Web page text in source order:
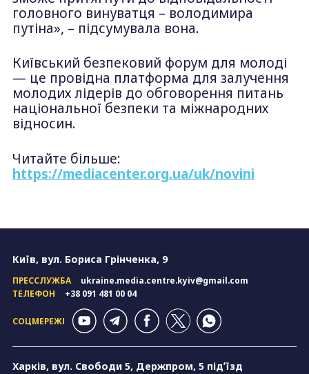
головного винуватця – володимира
путіна», – підсумувала вона.
Київський безпековий форум для молоді
— це провідна платформа для залучення
молодих лідерів до обговорення питань
національної безпеки та міжнародних
відносин.
Читайте більше:
https://mediacenter.org.ua/uk/novini
Київ, вул. Бориса Грінченка, 9
ПРЕССЛУЖБА
ukraine.media.centre.kyiv@gmail.com
ТЕЛЕФОН
+38 091 481 00 04
СОЦМЕРЕЖІ
Харків, вул. Свободи 5, Держпром, 5 підʼїзд